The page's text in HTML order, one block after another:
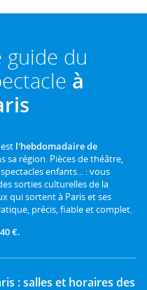
guide du
à
l'hebdomadaire de
sa région. Pièces de théâtre,
enfants... : vous
sorties culturelles de la
qui sortent à Paris et ses
précis, fiable et complet.
€.
: salles et horaires des